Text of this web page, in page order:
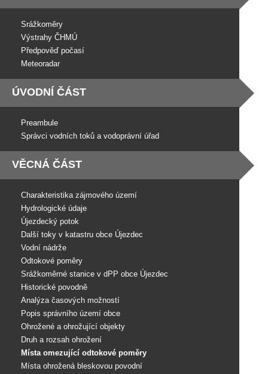
Srážkoměry
Výstrahy ČHMÚ
Předpověď počasí
Meteoradar
ÚVODNÍ ČÁST
Preambule
Správci vodních toků a vodoprávní úřad
VĚCNÁ ČÁST
Charakteristika zájmového území
Hydrologické údaje
Újezdecký potok
Další toky v katastru obce Újezdec
Vodní nádrže
Odtokové poměry
Srážkoměrné stanice v dPP obce Újezdec
Historické povodně
Analýza časových možností
Popis správního území obce
Ohrožené a ohrožující objekty
Druh a rozsah ohrožení
Místa omezující odtokové poměry
Místa ohrožená bleskovou povodní